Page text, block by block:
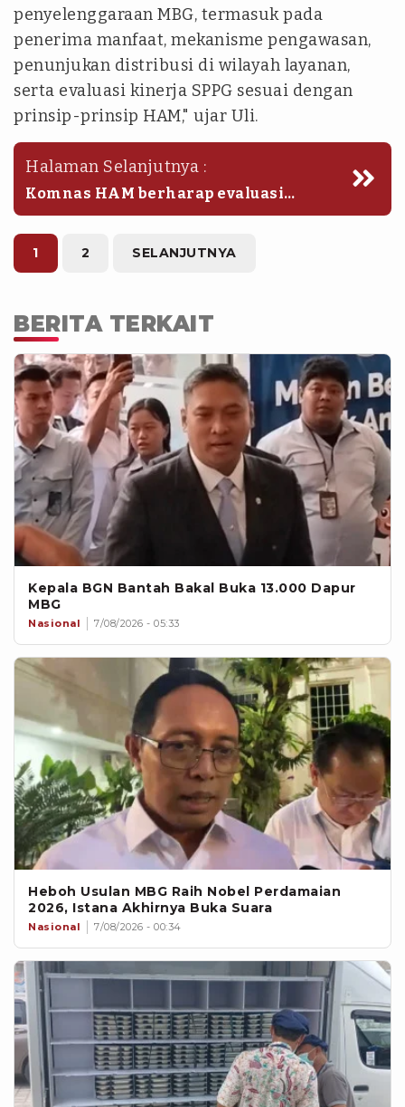
penyelenggaraan MBG, termasuk pada
penerima manfaat, mekanisme pengawasan,
penunjukan distribusi di wilayah layanan,
serta evaluasi kinerja SPPG sesuai dengan
prinsip-prinsip HAM," ujar Uli.
Halaman Selanjutnya :
Komnas HAM berharap evaluasi
tersebut dapat memperkuat kualitas
pelaksanaan program MBG sehingga
manfaat peningkatan gizi masyarakat
dapat tercapai secara lebih efektif,
1 2 SELANJUTNYA
BERITA TERKAIT
Kepala BGN Bantah Bakal Buka 13.000 Dapur
MBG
Nasional 7/08/2026 - 05:33
Heboh Usulan MBG Raih Nobel Perdamaian
2026, Istana Akhirnya Buka Suara
Nasional 7/08/2026 - 00:34